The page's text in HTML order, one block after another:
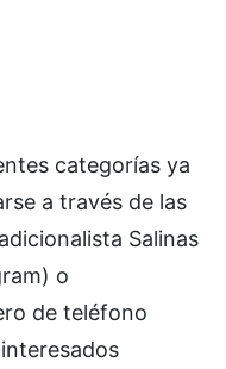
categorías ya
a través de las
Salinas
o
de teléfono